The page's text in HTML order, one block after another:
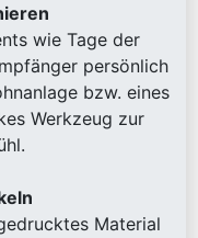
wie Tage der
persönlich
bzw. eines
Werkzeug zur
Material